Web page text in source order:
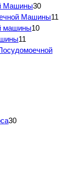
Машины30
Машины11
машины10
11
30